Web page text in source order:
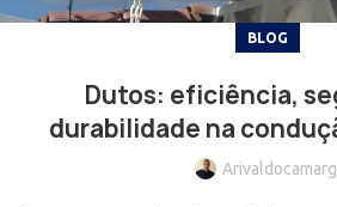
BLOG
Dutos: eficiência,
durabilidade na